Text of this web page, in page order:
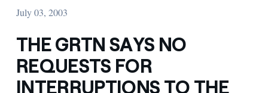
July 03, 2003
THE GRTN SAYS NO
REQUESTS FOR
INTERRUPTIONS TO THE